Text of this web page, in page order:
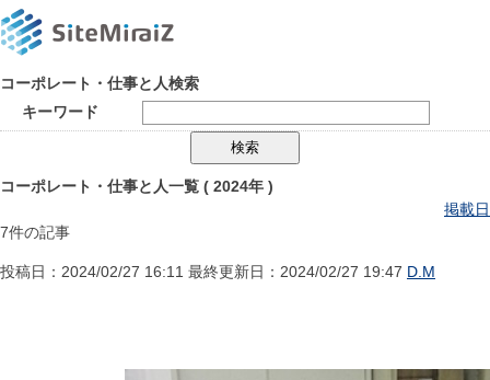
コーポレート・仕事と人検索
キーワード
コーポレート・仕事と人一覧 ( 2024年 )
掲載日
7件の記事
投稿日：2024/02/27 16:11 最終更新日：2024/02/27 19:47 D.M